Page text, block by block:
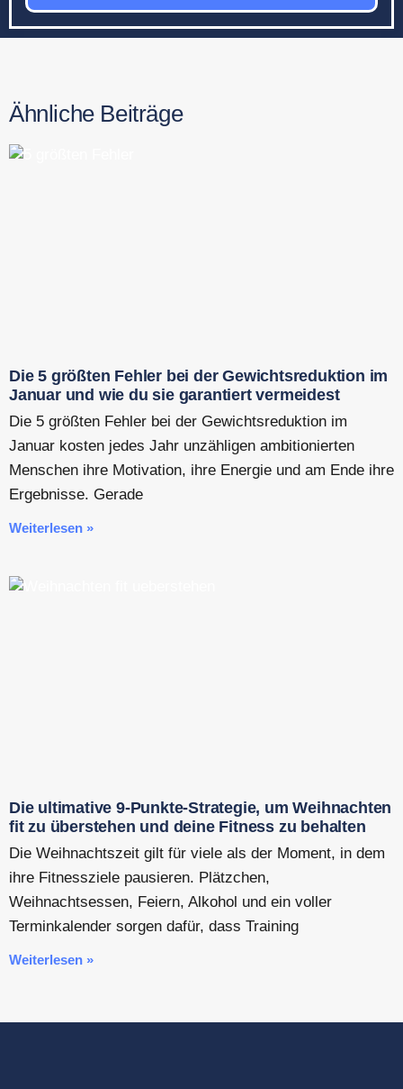
Ähnliche Beiträge
Die 5 größten Fehler bei der Gewichtsreduktion im
Januar und wie du sie garantiert vermeidest
Die 5 größten Fehler bei der Gewichtsreduktion im
Januar kosten jedes Jahr unzähligen ambitionierten
Menschen ihre Motivation, ihre Energie und am Ende ihre
Ergebnisse. Gerade
Weiterlesen »
Die ultimative 9-Punkte-Strategie, um Weihnachten
fit zu überstehen und deine Fitness zu behalten
Die Weihnachtszeit gilt für viele als der Moment, in dem
ihre Fitnessziele pausieren. Plätzchen,
Weihnachtsessen, Feiern, Alkohol und ein voller
Terminkalender sorgen dafür, dass Training
Weiterlesen »